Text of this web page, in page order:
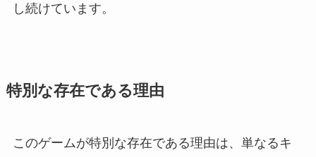
し続けています。
特別な存在である理由
このゲームが特別な存在である理由は、単なるキ